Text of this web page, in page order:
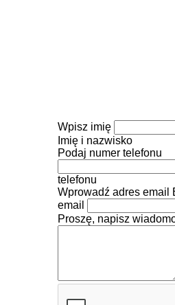
Wpisz imię
Imię i nazwisko
Podaj numer telefonu
telefonu
Wprowadź adres email
email
Proszę, napisz